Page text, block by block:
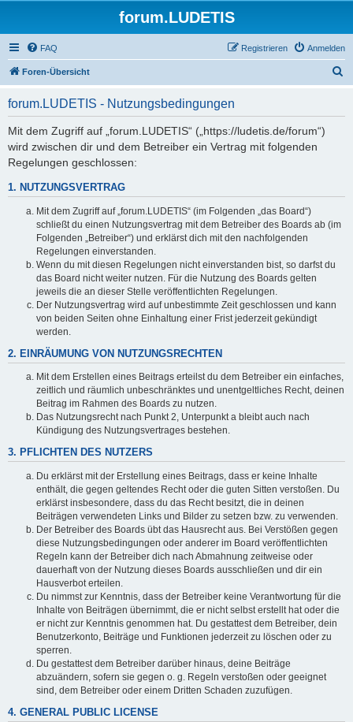
forum.LUDETIS
FAQ Anmelden
Registrieren
Foren-Übersicht
forum.LUDETIS - Nutzungsbedingungen
Mit dem Zugriff auf „forum.LUDETIS“ („https://ludetis.de/forum“)
wird zwischen dir und dem Betreiber ein Vertrag mit folgenden
Regelungen geschlossen:
1. NUTZUNGSVERTRAG
Mit dem Zugriff auf „forum.LUDETIS“ (im Folgenden „das Board“)
schließt du einen Nutzungsvertrag mit dem Betreiber des Boards ab (im
Folgenden „Betreiber“) und erklärst dich mit den nachfolgenden
Regelungen einverstanden.
Wenn du mit diesen Regelungen nicht einverstanden bist, so darfst du
das Board nicht weiter nutzen. Für die Nutzung des Boards gelten
jeweils die an dieser Stelle veröffentlichten Regelungen.
Der Nutzungsvertrag wird auf unbestimmte Zeit geschlossen und kann
von beiden Seiten ohne Einhaltung einer Frist jederzeit gekündigt
werden.
2. EINRÄUMUNG VON NUTZUNGSRECHTEN
Mit dem Erstellen eines Beitrags erteilst du dem Betreiber ein einfaches,
zeitlich und räumlich unbeschränktes und unentgeltliches Recht, deinen
Beitrag im Rahmen des Boards zu nutzen.
Das Nutzungsrecht nach Punkt 2, Unterpunkt a bleibt auch nach
Kündigung des Nutzungsvertrages bestehen.
3. PFLICHTEN DES NUTZERS
Du erklärst mit der Erstellung eines Beitrags, dass er keine Inhalte
enthält, die gegen geltendes Recht oder die guten Sitten verstoßen. Du
erklärst insbesondere, dass du das Recht besitzt, die in deinen
Beiträgen verwendeten Links und Bilder zu setzen bzw. zu verwenden.
Der Betreiber des Boards übt das Hausrecht aus. Bei Verstößen gegen
diese Nutzungsbedingungen oder anderer im Board veröffentlichten
Regeln kann der Betreiber dich nach Abmahnung zeitweise oder
dauerhaft von der Nutzung dieses Boards ausschließen und dir ein
Hausverbot erteilen.
Du nimmst zur Kenntnis, dass der Betreiber keine Verantwortung für die
Inhalte von Beiträgen übernimmt, die er nicht selbst erstellt hat oder die
er nicht zur Kenntnis genommen hat. Du gestattest dem Betreiber, dein
Benutzerkonto, Beiträge und Funktionen jederzeit zu löschen oder zu
sperren.
Du gestattest dem Betreiber darüber hinaus, deine Beiträge
abzuändern, sofern sie gegen o. g. Regeln verstoßen oder geeignet
sind, dem Betreiber oder einem Dritten Schaden zuzufügen.
4. GENERAL PUBLIC LICENSE